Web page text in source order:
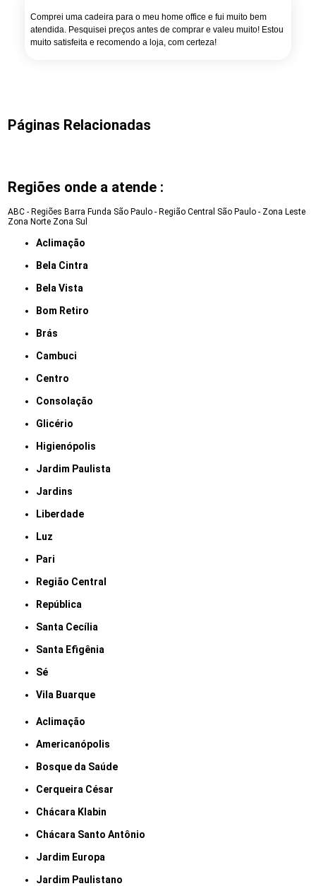
Comprei uma cadeira para o meu home office e fui muito bem
atendida. Pesquisei preços antes de comprar e valeu muito! Estou
muito satisfeita e recomendo a loja, com certeza!
Páginas Relacionadas
Regiões onde a atende :
ABC - Regiões Barra Funda São Paulo - Região Central São Paulo - Zona Leste
Zona Norte Zona Sul
Aclimação
Bela Cintra
Bela Vista
Bom Retiro
Brás
Cambuci
Centro
Consolação
Glicério
Higienópolis
Jardim Paulista
Jardins
Liberdade
Luz
Pari
Região Central
República
Santa Cecília
Santa Efigênia
Sé
Vila Buarque
Aclimação
Americanópolis
Bosque da Saúde
Cerqueira César
Chácara Klabin
Chácara Santo Antônio
Jardim Europa
Jardim Paulistano